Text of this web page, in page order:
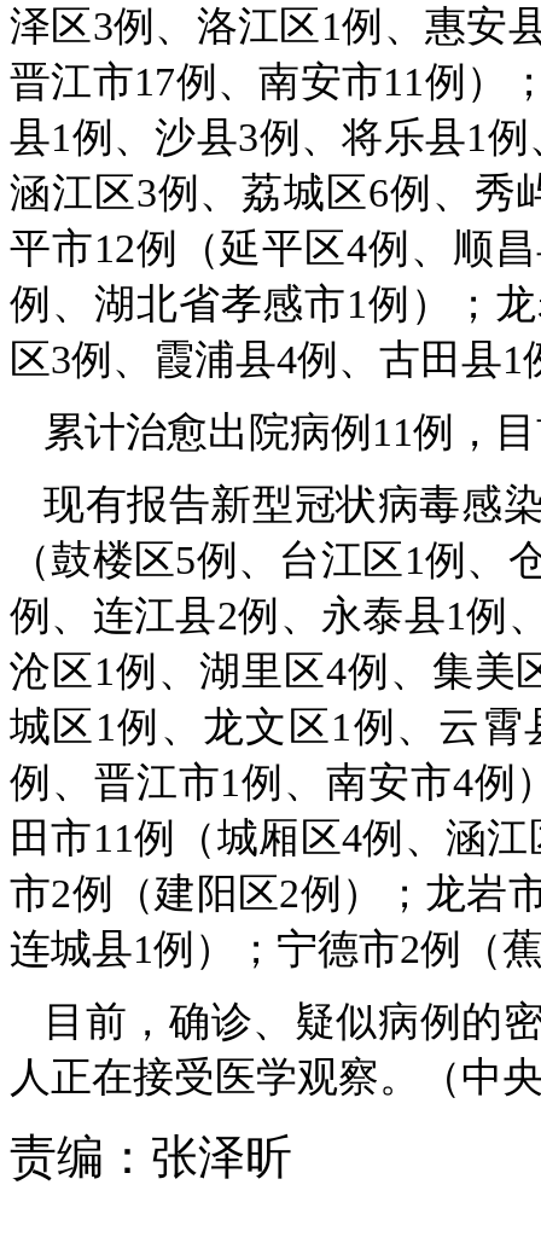
泽区3例、洛江区1例、惠安
晋江市17例、南安市11例）
县1例、沙县3例、将乐县1
涵江区3例、荔城区6例、秀
平市12例（延平区4例、顺
例、湖北省孝感市1例）；
区3例、霞浦县4例、古田县
累计治愈出院病例11例，
现有报告新型冠状病毒感
（鼓楼区5例、台江区1例
例、连江县2例、永泰县1例
沧区1例、湖里区4例、集美
城区1例、龙文区1例、云
例、晋江市1例、南安市4例
田市11例（城厢区4例、涵
市2例（建阳区2例）；龙岩
连城县1例）；宁德市2例（
目前，确诊、疑似病例的
人正在接受医学观察。（中
责编： 张泽昕